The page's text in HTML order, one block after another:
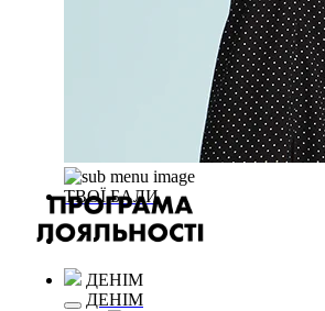
ТВОЇ БАЛИ
ДЕНІМ
ДЕНІМ